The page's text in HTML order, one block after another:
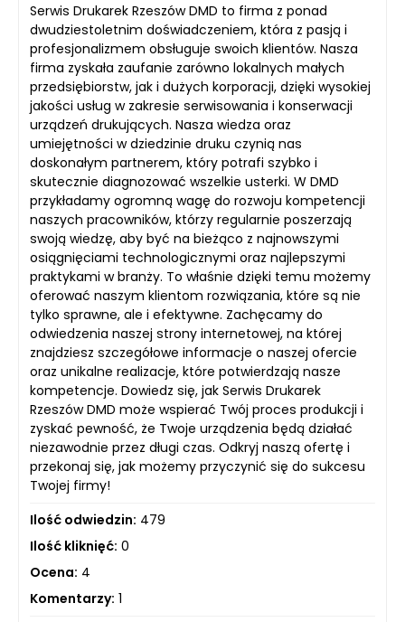
Serwis Drukarek Rzeszów DMD to firma z ponad
dwudziestoletnim doświadczeniem, która z pasją i
profesjonalizmem obsługuje swoich klientów. Nasza
firma zyskała zaufanie zarówno lokalnych małych
przedsiębiorstw, jak i dużych korporacji, dzięki wysokiej
jakości usług w zakresie serwisowania i konserwacji
urządzeń drukujących. Nasza wiedza oraz
umiejętności w dziedzinie druku czynią nas
doskonałym partnerem, który potrafi szybko i
skutecznie diagnozować wszelkie usterki. W DMD
przykładamy ogromną wagę do rozwoju kompetencji
naszych pracowników, którzy regularnie poszerzają
swoją wiedzę, aby być na bieżąco z najnowszymi
osiągnięciami technologicznymi oraz najlepszymi
praktykami w branży. To właśnie dzięki temu możemy
oferować naszym klientom rozwiązania, które są nie
tylko sprawne, ale i efektywne. Zachęcamy do
odwiedzenia naszej strony internetowej, na której
znajdziesz szczegółowe informacje o naszej ofercie
oraz unikalne realizacje, które potwierdzają nasze
kompetencje. Dowiedz się, jak Serwis Drukarek
Rzeszów DMD może wspierać Twój proces produkcji i
zyskać pewność, że Twoje urządzenia będą działać
niezawodnie przez długi czas. Odkryj naszą ofertę i
przekonaj się, jak możemy przyczynić się do sukcesu
Twojej firmy!
Ilość odwiedzin: 479
Ilość kliknięć: 0
Ocena: 4
Komentarzy: 1